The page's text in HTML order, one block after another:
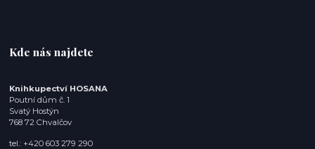
Kde nás najdete
Knihkupectví HOSANA
Poutní dům č. 1
Svatý Hostýn
768 72 Chvalčov
tel.: +420 603 279 290